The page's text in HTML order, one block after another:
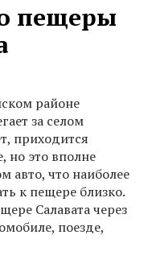
пещеры
районе
за селом
приходится
но это вполне
авто, что наиболее
к пещере близко.
Салавата через
поезде,